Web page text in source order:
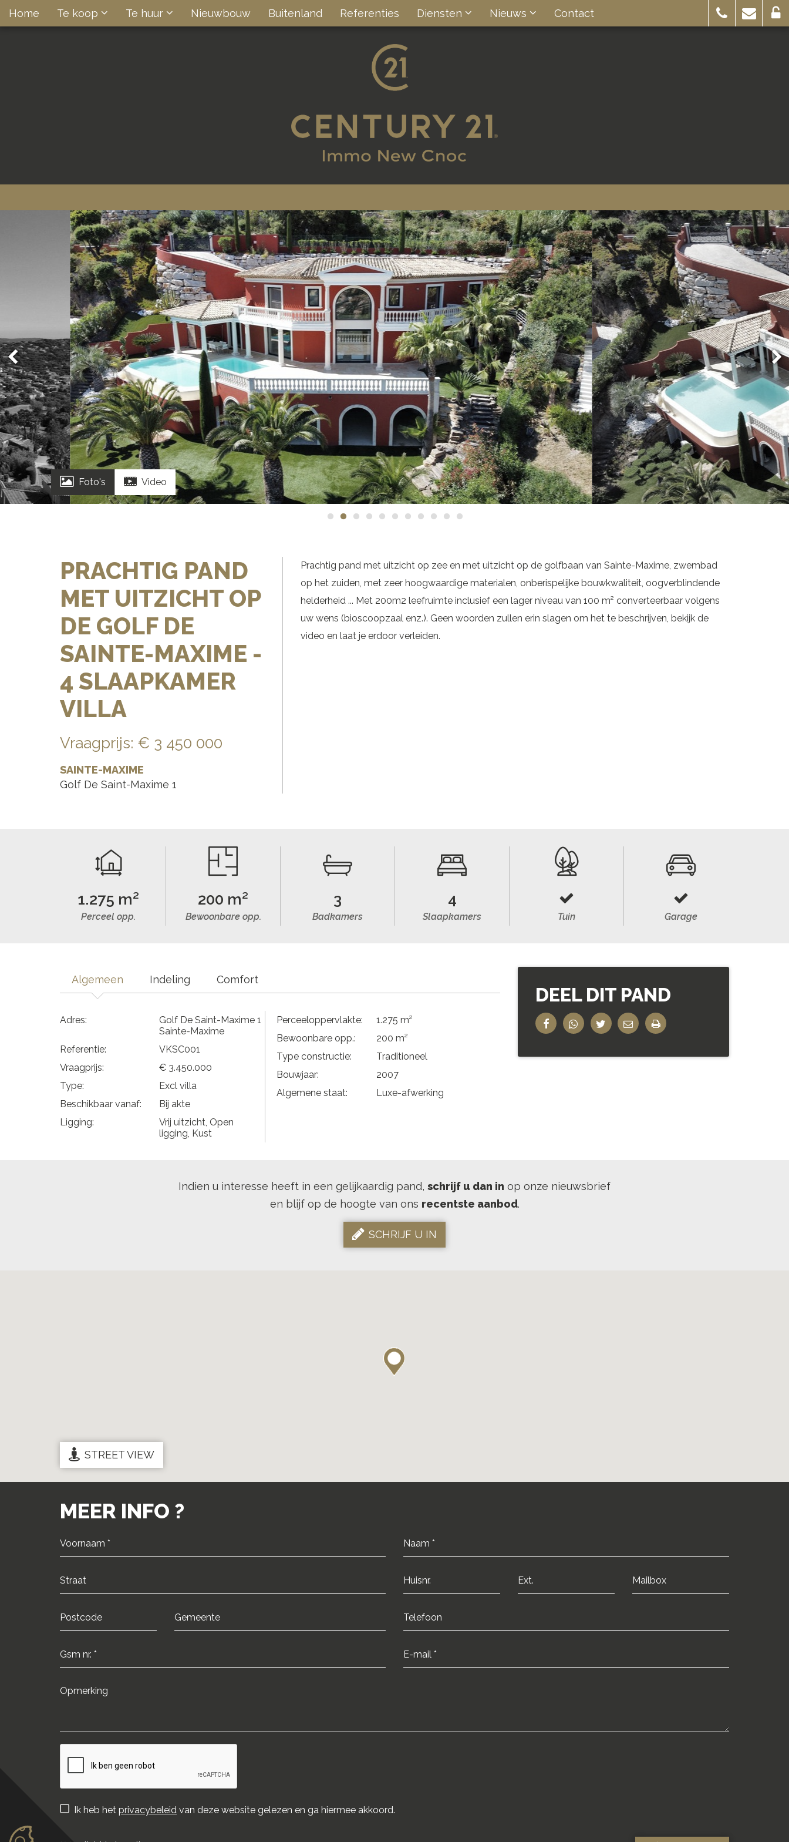
Home Te koop Te huur Nieuwbouw Buitenland Referenties Diensten Nieuws Contact
Foto's Video
PRACHTIG PAND
MET UITZICHT OP
DE GOLF DE
SAINTE-MAXIME -
4 SLAAPKAMER
VILLA
Vraagprijs: € 3 450 000
SAINTE-MAXIME
Golf De Saint-Maxime 1
Prachtig pand met uitzicht op zee en met uitzicht op de golfbaan van Sainte-Maxime, zwembad
op het zuiden, met zeer hoogwaardige materialen, onberispelijke bouwkwaliteit, oogverblindende
helderheid ... Met 200m2 leefruimte inclusief een lager niveau van 100 m² converteerbaar volgens
uw wens (bioscoopzaal enz.). Geen woorden zullen erin slagen om het te beschrijven, bekijk de
video en laat je erdoor verleiden.
1.275 m²
Perceel opp.
200 m²
Bewoonbare opp.
3
Badkamers
4
Slaapkamers Tuin Garage
Algemeen Indeling Comfort
Adres:
Golf De Saint-Maxime 1
Sainte-Maxime
Referentie:
VKSC001
Vraagprijs:
€ 3.450.000
Type:
Excl villa
Beschikbaar vanaf:
Bij akte
Ligging:
Vrij uitzicht, Open
ligging, Kust
Perceeloppervlakte:
1.275 m²
Bewoonbare opp.:
200 m²
Type constructie:
Traditioneel
Bouwjaar:
2007
Algemene staat:
Luxe-afwerking
DEEL DIT PAND
Indien u interesse heeft in een gelijkaardig pand, schrijf u dan in op onze nieuwsbrief
en blijf op de hoogte van ons recentste aanbod.
SCHRIJF U IN
STREET VIEW
MEER INFO ?
Ik heb het privacybeleid van deze website gelezen en ga hiermee akkoord.